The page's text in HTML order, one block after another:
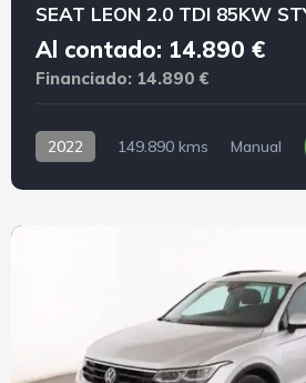
SEAT LEON 2.0 TDI 85KW
Al contado: 14.890 €
Financiado: 14.890 €
2022 149.890 kms Manual